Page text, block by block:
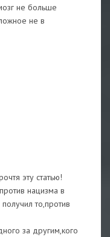
не больше
не в
эту статью!
нацизма в
то,против
за другим,кого